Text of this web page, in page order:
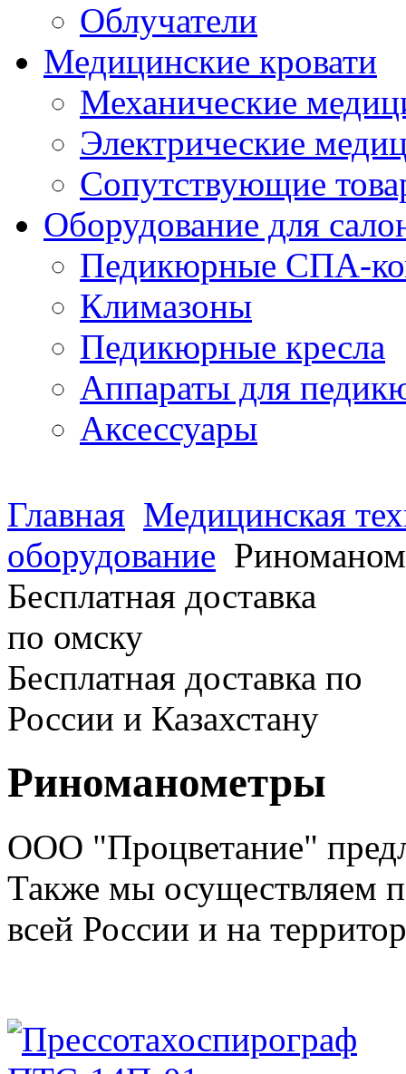
Облучатели
Медицинские кровати
Механические
Электрические
Сопутствующие
Оборудование для
Педикюрные СПА-
Климазоны
Педикюрные кресла
Аппараты для
Аксессуары
Главная Медицинская
оборудование
Бесплатная доставка
по омску
Бесплатная доставка по
России и Казахстану
Риноманометры
ООО "Процветание"
Также мы осуществляем
всей России и на